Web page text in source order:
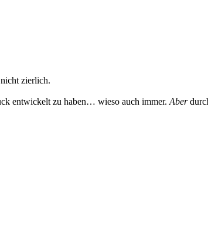
zierlich.
entwickelt zu haben… wieso auch immer. Aber